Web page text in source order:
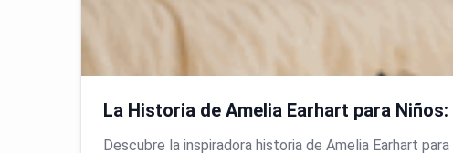
La Historia de Amelia Earhart para
Descubre la inspiradora historia de Amelia Earhart